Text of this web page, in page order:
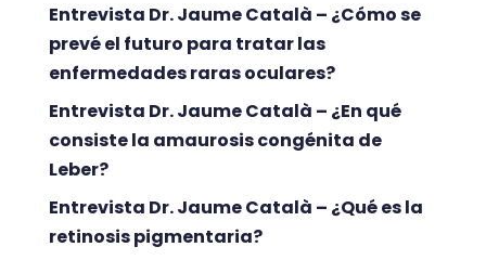
Entrevista Dr. Jaume Català – ¿Cómo se
prevé el futuro para tratar las
enfermedades raras oculares?
Entrevista Dr. Jaume Català – ¿En qué
consiste la amaurosis congénita de
Leber?
Entrevista Dr. Jaume Català – ¿Qué es la
retinosis pigmentaria?